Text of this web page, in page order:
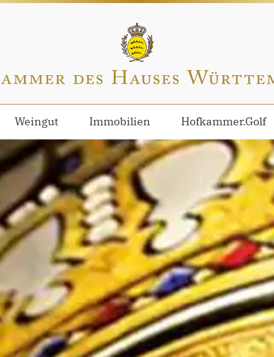
Weingut Immobilien Hofkammer.Golf